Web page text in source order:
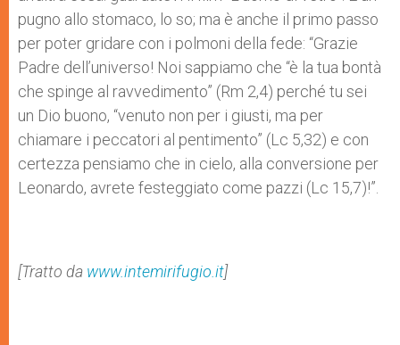
pugno allo stomaco, lo so; ma è anche il primo passo
per poter gridare con i polmoni della fede: “Grazie
Padre dell’universo! Noi sappiamo che “è la tua bontà
che spinge al ravvedimento” (Rm 2,4) perché tu sei
un Dio buono, “venuto non per i giusti, ma per
chiamare i peccatori al pentimento” (Lc 5,32) e con
certezza pensiamo che in cielo, alla conversione per
Leonardo, avrete festeggiato come pazzi (Lc 15,7)!”.
[Tratto da www.intemirifugio.it]